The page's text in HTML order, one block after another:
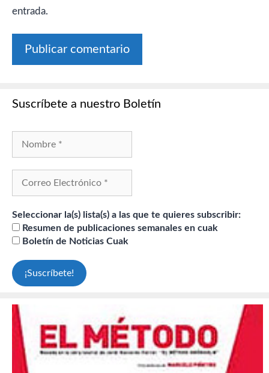
entrada.
Suscríbete a nuestro Boletín
Seleccionar la(s) lista(s) a las que te quieres subscribir:
Resumen de publicaciones semanales en cuak
Boletín de Noticias Cuak